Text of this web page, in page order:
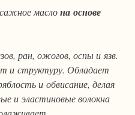
,Понгамия(pongamia pinnata)
pubescens),
маслона основе
ран, ожогов, оспы и язв.
и структуру. Обладает
и обвисание, делая
и эластиновые волокна